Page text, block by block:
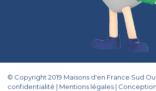
© Copyright 2019 Maisons d'en France Sud
confidentialité | Mentions légales |